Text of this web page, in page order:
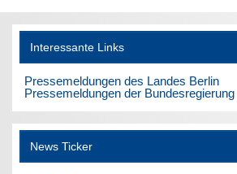
Interessante Links
Pressemeldungen des Landes Berlin
Pressemeldungen der Bundesregierung
News Ticker